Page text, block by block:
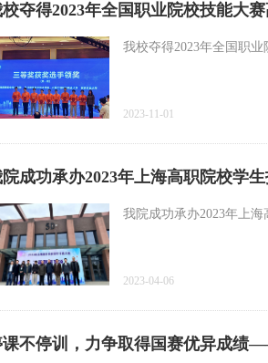
夺得2023年全国职业院校技能大
我校夺得2023年全国职
2023-11-01
成功承办2023年上海高职院校学
我院成功承办2023年上
2023-04-06
不停训，力争取得国赛优异成绩